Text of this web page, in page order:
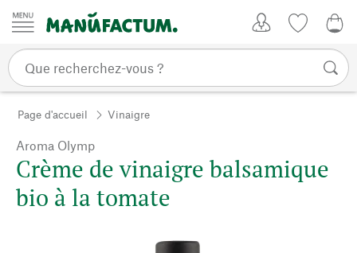
Passer au contenu
Page d'accueil Vinaigre
Aroma Olymp
Crème de vinaigre balsamique
bio à la tomate